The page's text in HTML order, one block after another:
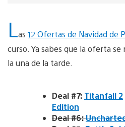
Las 12 Ofertas de Navidad de
curso. Ya sabes que la oferta se
la una de la tarde.
Deal #7: Titanfall 2
Edition
Deal #6: